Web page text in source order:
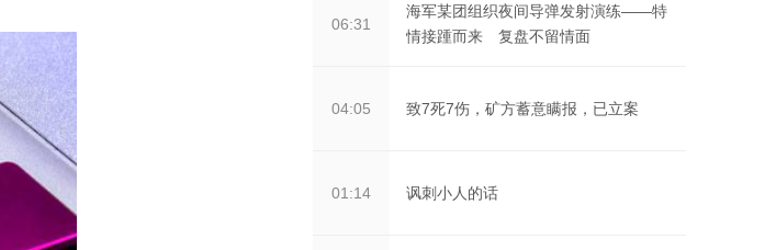
06:31
海军某团组织夜间导弹发射演练——特
情接踵而来 复盘不留情面
04:05 致7死7伤，矿方蓄意瞒报，已立案
01:14 讽刺小人的话